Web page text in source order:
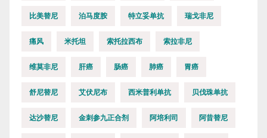
比美替尼 泊马度胺 特立妥单抗 瑞戈非尼
痛风 米托坦 索托拉西布 索拉非尼
维莫非尼 肝癌 肠癌 肺癌 胃癌
舒尼替尼 艾伏尼布 西米普利单抗 贝伐珠单抗
达沙替尼 金刺参九正合剂 阿培利司 阿昔替尼